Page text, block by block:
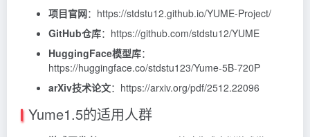
项目官网：https://stdstu12.github.io/YUME-Project/
GitHub仓库：https://github.com/stdstu12/YUME
HuggingFace模型库：
https://huggingface.co/stdstu123/Yume-5B-720P
arXiv技术论文：https://arxiv.org/pdf/2512.22096
Yume1.5的适用人群